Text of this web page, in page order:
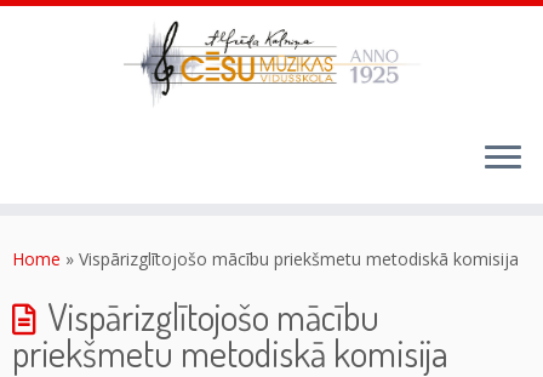
Skip
Home » Vispārizglītojošo mācību priekšmetu metodiskā komisija
Vispārizglītojošo mācību
priekšmetu metodiskā komisija